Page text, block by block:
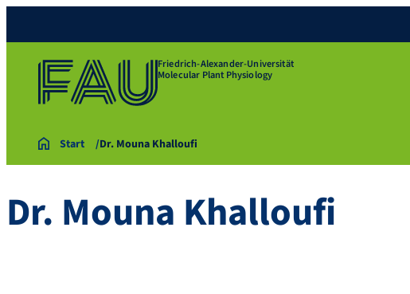
Friedrich-Alexander-Universität
Molecular Plant Physiology
Start Dr. Mouna Khalloufi
Dr. Mouna Khalloufi